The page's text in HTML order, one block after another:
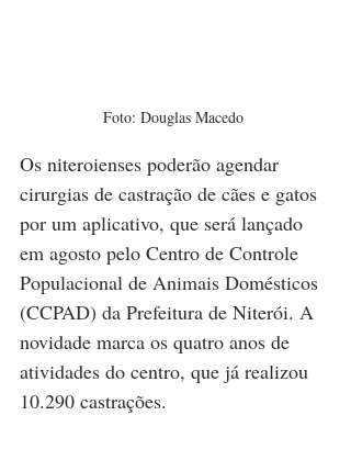
Foto: Douglas Macedo
Os niteroienses poderão agendar
cirurgias de castração de cães e gatos
por um aplicativo, que será lançado
em agosto pelo Centro de Controle
Populacional de Animais Domésticos
(CCPAD) da Prefeitura de Niterói. A
novidade marca os quatro anos de
atividades do centro, que já realizou
10.290 castrações.